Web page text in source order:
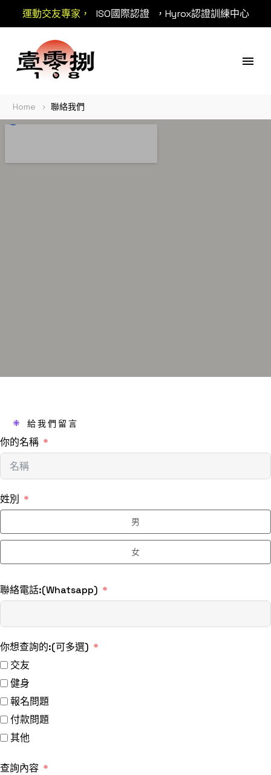
運動交友專家， ISO國際認證 ，Hyrox認證訓練中心
Home 聯絡我們
* 給我們留言
你的名稱
姓別
男
女
聯絡電話:(Whatsapp)
你想查詢的:(可多選)
交友
健身
報名問題
付款問題
其他
查詢內容